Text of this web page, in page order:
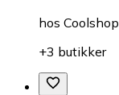
hos Coolshop
+3 butikker